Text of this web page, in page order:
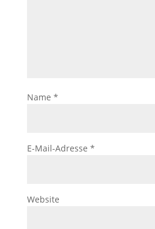
Name *
E-Mail-Adresse *
Website